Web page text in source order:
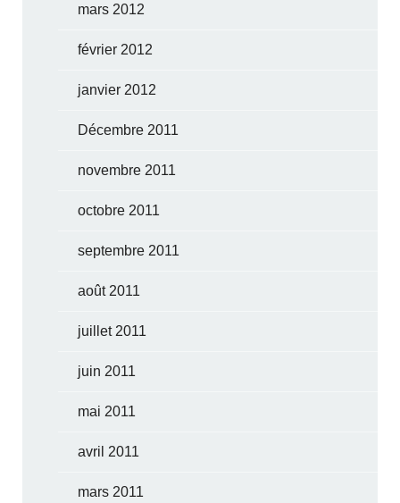
mars 2012
février 2012
janvier 2012
Décembre 2011
novembre 2011
octobre 2011
septembre 2011
août 2011
juillet 2011
juin 2011
mai 2011
avril 2011
mars 2011